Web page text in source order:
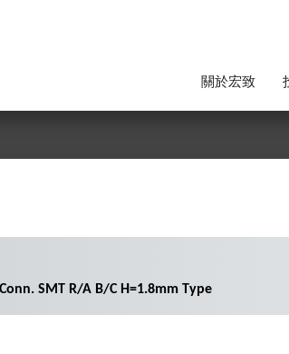
關於宏致
SMT R/A B/C H=1.8mm Type